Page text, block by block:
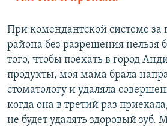
При комендантской системе за
района без разрешения нельзя
того, чтобы поехать в город
продукты, моя мама брала
стоматологу и удаляла
когда она в третий раз
не будет удалять здоровый зуб.